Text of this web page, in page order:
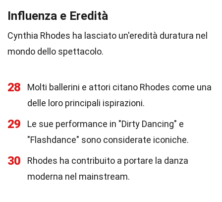
Influenza e Eredità
Cynthia Rhodes ha lasciato un'eredità duratura nel
mondo dello spettacolo.
28
Molti ballerini e attori citano Rhodes come una
delle loro principali ispirazioni.
29
Le sue performance in "Dirty Dancing" e
"Flashdance" sono considerate iconiche.
30
Rhodes ha contribuito a portare la danza
moderna nel mainstream.